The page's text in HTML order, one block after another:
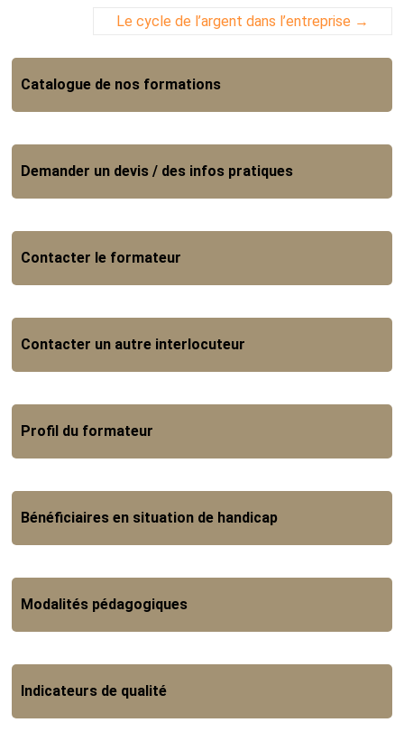
Le cycle de l’argent dans l’entreprise →
Catalogue de nos formations
Demander un devis / des infos pratiques
Contacter le formateur
Contacter un autre interlocuteur
Profil du formateur
Bénéficiaires en situation de handicap
Modalités pédagogiques
Indicateurs de qualité